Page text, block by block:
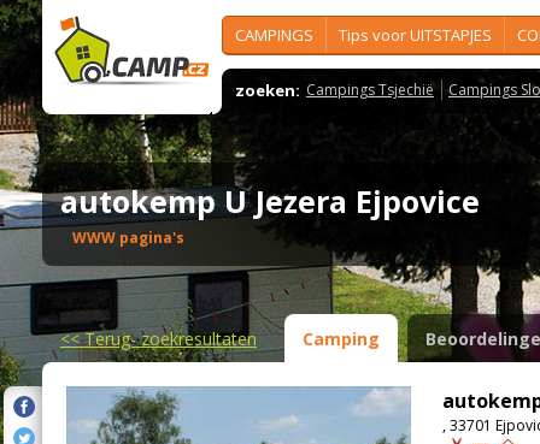
CAMPINGS Tips voor UITSTAPJES
zoeken: Campings Tsjechië Campings
autokemp U Jezera Ejpovice
WWW pagina's
<<Terug- zoekresultaten Camping
, 33701